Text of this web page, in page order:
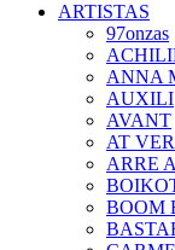
ARTISTAS
97onzas
ANNA
AUXILI
AVANT
AT
ARRE
BOOM